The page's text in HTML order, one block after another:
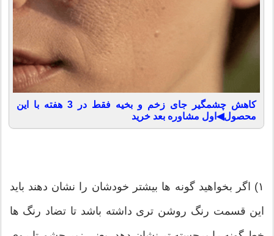
کاهش چشمگیر جای زخم و بخیه فقط در 3 هفته با این
محصول◀اول مشاوره بعد خرید
۱) اگر بخواهید گونه ها بیشتر خودشان را نشان دهند باید
این قسمت رنگ روشن تری داشته باشد تا تضاد رنگ ها